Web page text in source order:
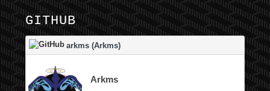
GITHUB
arkms (Arkms)
Arkms